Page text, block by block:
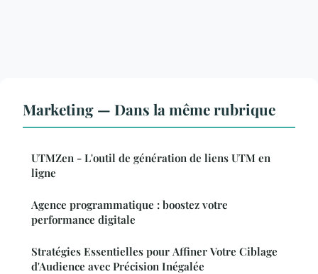
Marketing — Dans la même rubrique
UTMZen - L'outil de génération de liens UTM en
ligne
Agence programmatique : boostez votre
performance digitale
Stratégies Essentielles pour Affiner Votre Ciblage
d'Audience avec Précision Inégalée